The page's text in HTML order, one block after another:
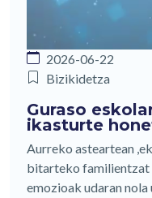
2026-06-22
Bizikidetza
Guraso
ikasturte
Aurreko asteartean
bitarteko familientzat
emozioak udaran nola